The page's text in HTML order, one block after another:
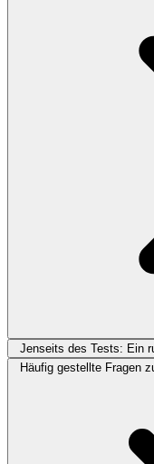
Jenseits des Tests: Ein
Häufig gestellte Fragen